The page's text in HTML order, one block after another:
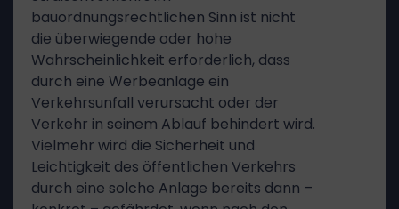
bauordnungsrechtlichen Sinn ist nicht
die überwiegende oder hohe
Wahrscheinlichkeit erforderlich, dass
durch eine Werbeanlage ein
Verkehrsunfall verursacht oder der
Verkehr in seinem Ablauf behindert wird.
Vielmehr wird die Sicherheit und
Leichtigkeit des öffentlichen Verkehrs
durch eine solche Anlage bereits dann –